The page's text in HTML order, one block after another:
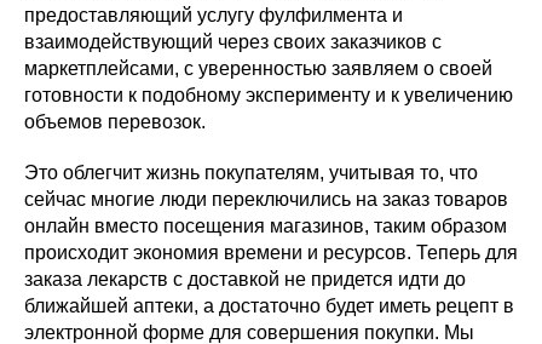
предоставляющий услугу фулфилмента и
взаимодействующий через своих заказчиков с
маркетплейсами, с уверенностью заявляем о своей
готовности к подобному эксперименту и к увеличению
объемов перевозок.
Это облегчит жизнь покупателям, учитывая то, что
сейчас многие люди переключились на заказ товаров
онлайн вместо посещения магазинов, таким образом
происходит экономия времени и ресурсов. Теперь для
заказа лекарств с доставкой не придется идти до
ближайшей аптеки, а достаточно будет иметь рецепт в
электронной форме для совершения покупки. Мы